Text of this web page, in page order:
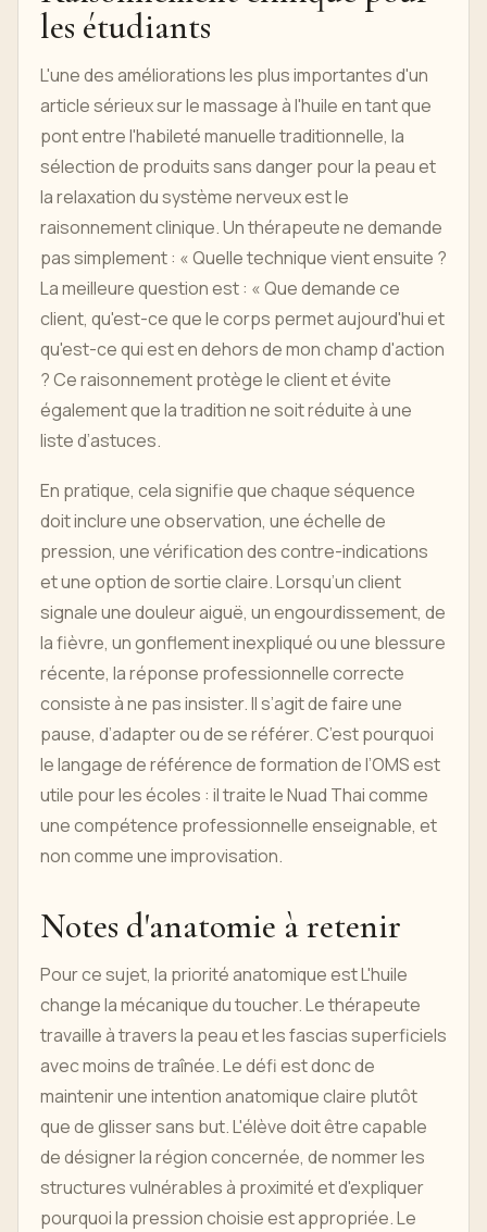
les étudiants
L'une des améliorations les plus importantes d'un
article sérieux sur le massage à l'huile en tant que
pont entre l'habileté manuelle traditionnelle, la
sélection de produits sans danger pour la peau et
la relaxation du système nerveux est le
raisonnement clinique. Un thérapeute ne demande
pas simplement : « Quelle technique vient ensuite ?
La meilleure question est : « Que demande ce
client, qu'est-ce que le corps permet aujourd'hui et
qu'est-ce qui est en dehors de mon champ d'action
? Ce raisonnement protège le client et évite
également que la tradition ne soit réduite à une
liste d’astuces.
En pratique, cela signifie que chaque séquence
doit inclure une observation, une échelle de
pression, une vérification des contre-indications
et une option de sortie claire. Lorsqu’un client
signale une douleur aiguë, un engourdissement, de
la fièvre, un gonflement inexpliqué ou une blessure
récente, la réponse professionnelle correcte
consiste à ne pas insister. Il s’agit de faire une
pause, d’adapter ou de se référer. C’est pourquoi
le langage de référence de formation de l’OMS est
utile pour les écoles : il traite le Nuad Thai comme
une compétence professionnelle enseignable, et
non comme une improvisation.
Notes d'anatomie à retenir
Pour ce sujet, la priorité anatomique est L'huile
change la mécanique du toucher. Le thérapeute
travaille à travers la peau et les fascias superficiels
avec moins de traînée. Le défi est donc de
maintenir une intention anatomique claire plutôt
que de glisser sans but. L'élève doit être capable
de désigner la région concernée, de nommer les
structures vulnérables à proximité et d'expliquer
pourquoi la pression choisie est appropriée. Le